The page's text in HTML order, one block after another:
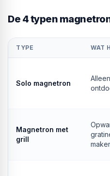
De 4 typen
TYPE WAT
Solo magnetron
Magnetron met
grill